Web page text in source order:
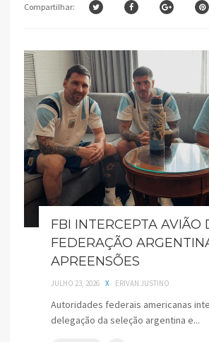
Compartilhar:
FBI INTERCEPTA AVIÃO
FEDERAÇÃO
APREENSÕES
JULHO 23, 2026 X ERIVAN JUSTINO
Autoridades federais americanas
delegação da seleção argentina e...